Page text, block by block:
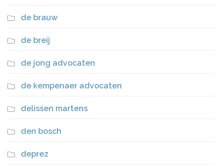
de brauw
de breij
de jong advocaten
de kempenaer advocaten
delissen martens
den bosch
deprez